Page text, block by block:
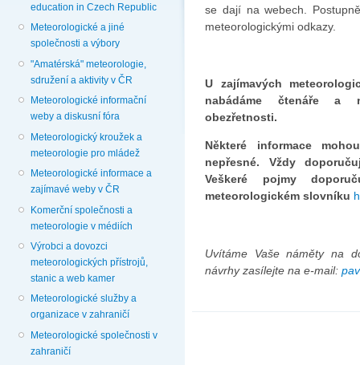
education in Czech Republic
Meteorologické a jiné
společnosti a výbory
"Amatérská" meteorologie,
sdružení a aktivity v ČR
Meteorologické informační
weby a diskusní fóra
Meteorologický kroužek a
meteorologie pro mládež
Meteorologické informace a
zajímavé weby v ČR
Komerční společnosti a
meteorologie v médiích
Výrobci a dovozci
meteorologických přístrojů,
stanic a web kamer
Meteorologické služby a
organizace v zahraničí
Meteorologické společnosti v
zahraničí
se dají na webech.
meteorologickými odkazy.
U zajímavých
nabádáme čtenáře a
obezřetnosti.
Některé informace
nepřesné. Vždy
Veškeré pojmy
meteorologickém slovníku
Uvítáme Vaše náměty na
návrhy zasílejte na e-mail: